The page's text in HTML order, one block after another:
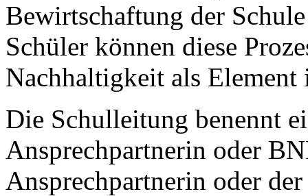
Bewirtschaftung der
Schüler können diese
Nachhaltigkeit als Element
Die Schulleitung benennt
Ansprechpartnerin oder
Ansprechpartnerin oder